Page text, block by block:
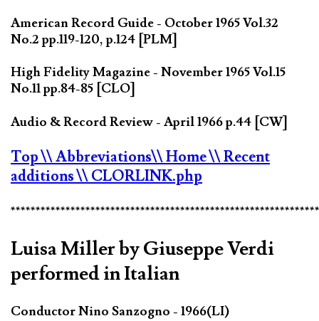
American Record Guide - October 1965 Vol.32
No.2 pp.119-120, p.124 [PLM]
High Fidelity Magazine - November 1965 Vol.15
No.11 pp.84-85 [CLO]
Audio & Record Review - April 1966 p.44 [CW]
Top\\ Abbreviations\\ Home\\ Recent
additions\\ CLORLINK.php
Luisa Miller by Giuseppe Verdi
performed in Italian
Conductor Nino Sanzogno - 1966(LI)